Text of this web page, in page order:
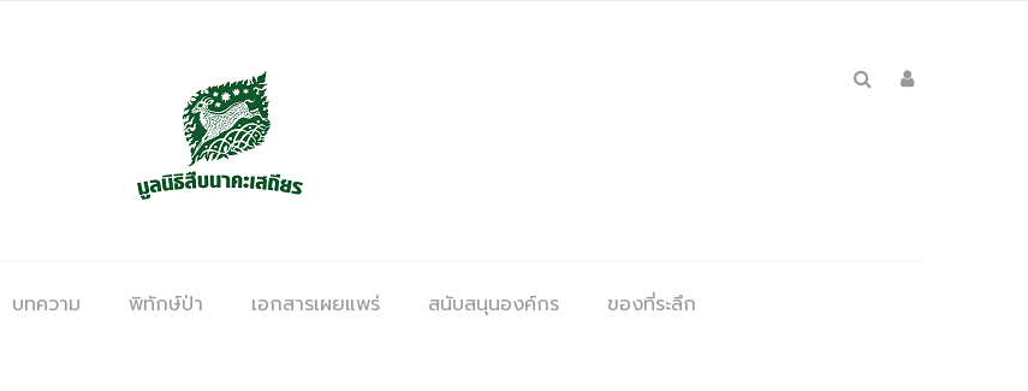
บทความ พิทักษ์ป่า เอกสารเผยแพร่ สนับสนุนองค์กร ของที่ระลึก